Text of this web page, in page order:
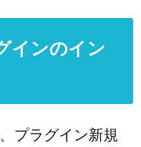
インのイン
プラグイン新規